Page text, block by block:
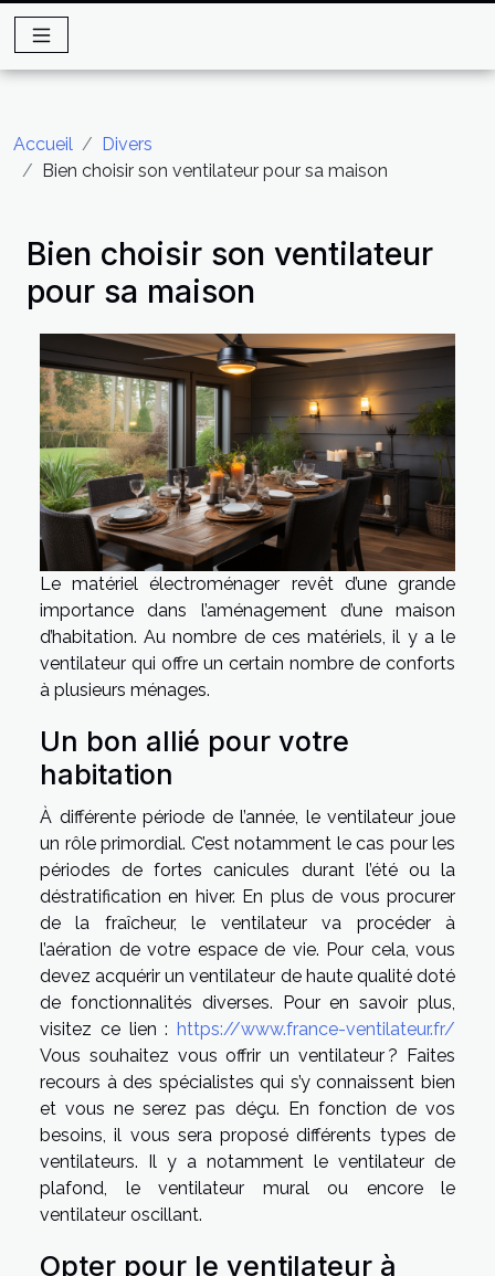
Accueil
Divers
Bien choisir son ventilateur pour sa maison
Bien choisir son ventilateur
pour sa maison
Le matériel électroménager revêt d’une grande
importance dans l’aménagement d’une maison
d’habitation. Au nombre de ces matériels, il y a le
ventilateur qui offre un certain nombre de conforts
à plusieurs ménages.
Un bon allié pour votre
habitation
À différente période de l’année, le ventilateur joue
un rôle primordial. C’est notamment le cas pour les
périodes de fortes canicules durant l’été ou la
déstratification en hiver. En plus de vous procurer
de la fraîcheur, le ventilateur va procéder à
l’aération de votre espace de vie. Pour cela, vous
devez acquérir un ventilateur de haute qualité doté
de fonctionnalités diverses. Pour en savoir plus,
visitez ce lien : https://www.france-ventilateur.fr/
Vous souhaitez vous offrir un ventilateur ? Faites
recours à des spécialistes qui s’y connaissent bien
et vous ne serez pas déçu. En fonction de vos
besoins, il vous sera proposé différents types de
ventilateurs. Il y a notamment le ventilateur de
plafond, le ventilateur mural ou encore le
ventilateur oscillant.
Opter pour le ventilateur à